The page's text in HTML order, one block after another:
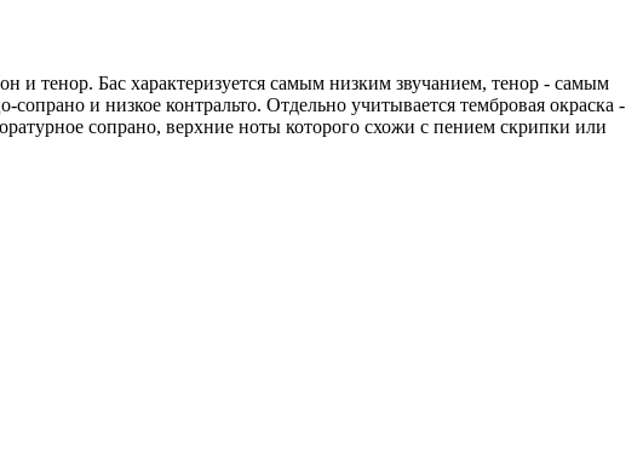
и тенор. Бас характеризуется самым низким звучанием, тенор - самым
и низкое контральто. Отдельно учитывается тембровая окраска -
сопрано, верхние ноты которого схожи с пением скрипки или